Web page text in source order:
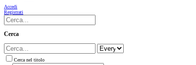
Accedi
Registrati
Cerca
Cerca nel titolo